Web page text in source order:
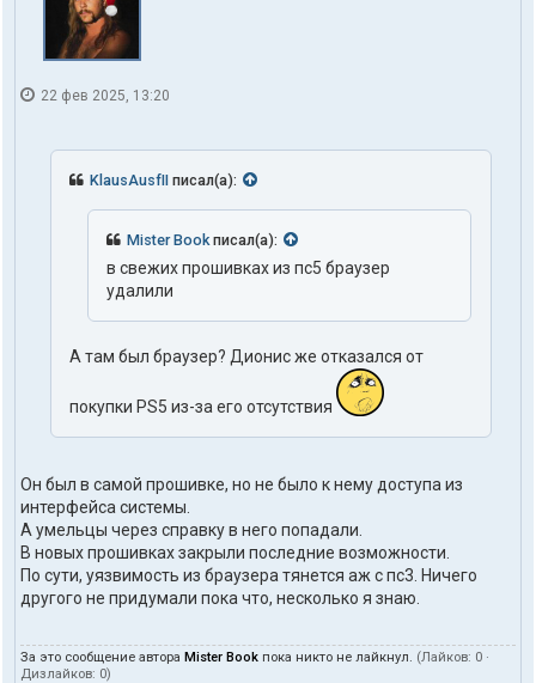
22 фев 2025, 13:20
KlausAusfII писал(а):
Mister Book писал(а):
в свежих прошивках из пс5 браузер
удалили
А там был браузер? Дионис же отказался от
покупки PS5 из-за его отсутствия
Он был в самой прошивке, но не было к нему доступа из
интерфейса системы.
А умельцы через справку в него попадали.
В новых прошивках закрыли последние возможности.
По сути, уязвимость из браузера тянется аж с пс3. Ничего
другого не придумали пока что, несколько я знаю.
За это сообщение автора Mister Book пока никто не лайкнул. (Лайков: 0 ·
Дизлайков: 0)